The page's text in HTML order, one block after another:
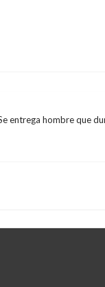
entrega hombre que